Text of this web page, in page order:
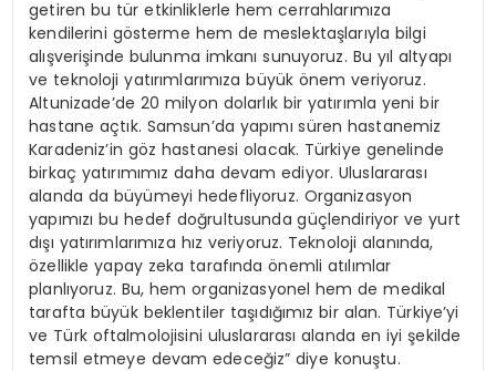
getiren bu tür etkinliklerle hem cerrahlarımıza
kendilerini gösterme hem de meslektaşlarıyla bilgi
alışverişinde bulunma imkanı sunuyoruz. Bu yıl altyapı
ve teknoloji yatırımlarımıza büyük önem veriyoruz.
Altunizade’de 20 milyon dolarlık bir yatırımla yeni bir
hastane açtık. Samsun’da yapımı süren hastanemiz
Karadeniz’in göz hastanesi olacak. Türkiye genelinde
birkaç yatırımımız daha devam ediyor. Uluslararası
alanda da büyümeyi hedefliyoruz. Organizasyon
yapımızı bu hedef doğrultusunda güçlendiriyor ve yurt
dışı yatırımlarımıza hız veriyoruz. Teknoloji alanında,
özellikle yapay zeka tarafında önemli atılımlar
planlıyoruz. Bu, hem organizasyonel hem de medikal
tarafta büyük beklentiler taşıdığımız bir alan. Türkiye’yi
ve Türk oftalmolojisini uluslararası alanda en iyi şekilde
temsil etmeye devam edeceğiz” diye konuştu.